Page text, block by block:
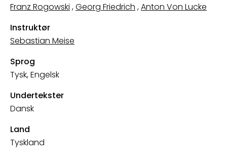
Franz Rogowski ,Georg Friedrich ,Anton Von Lucke
Instruktør
Sebastian Meise
Sprog
Tysk, Engelsk
Undertekster
Dansk
Land
Tyskland